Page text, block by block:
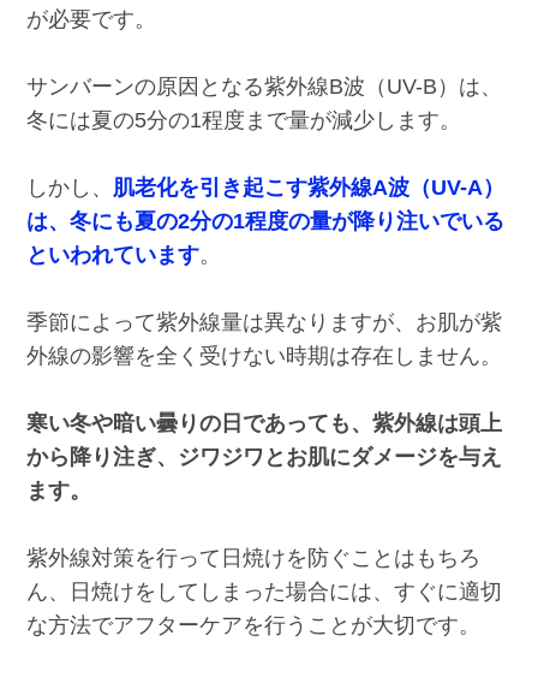
が必要です。
サンバーンの原因となる紫外線B波（UV-B）は、
冬には夏の5分の1程度まで量が減少します。
しかし、 肌老化を引き起こす紫外線A波（UV-A）
は、冬にも夏の2分の1程度の量が降り注いでいる
といわれています。
季節によって紫外線量は異なりますが、お肌が紫
外線の影響を全く受けない時期は存在しません。
寒い冬や暗い曇りの日であっても、紫外線は頭上
から降り注ぎ、ジワジワとお肌にダメージを与え
ます。
紫外線対策を行って日焼けを防ぐことはもちろ
ん、日焼けをしてしまった場合には、すぐに適切
な方法でアフターケアを行うことが大切です。